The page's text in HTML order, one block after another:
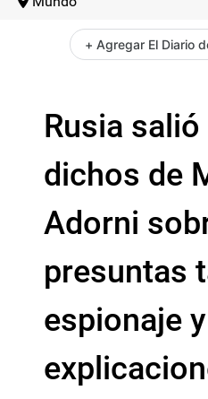
+ Agregar El Diario
Rusia
dichos de
Adorni
presuntas
espionaje